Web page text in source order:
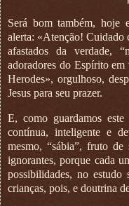
Será bom também, hoje
alerta: «Atenção! Cuidado
afastados da verdade,
adoradores do Espírito
Herodes», orgulhoso,
Jesus para seu prazer.
E, como guardamos
contínua, inteligente e
mesmo, “sábia”, fruto de
ignorantes, porque cada
possibilidades, no
crianças, pois, e doutrina